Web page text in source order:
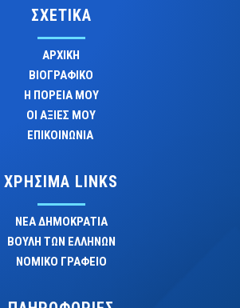
ΣΧΕΤΙΚΑ
ΑΡΧΙΚΗ
ΒΙΟΓΡΑΦΙΚΟ
Η ΠΟΡΕΙΑ ΜΟΥ
ΟΙ ΑΞΙΕΣ ΜΟΥ
ΕΠΙΚΟΙΝΩΝΙΑ
ΧΡΗΣΙΜΑ LINKS
ΝΕΑ ΔΗΜΟΚΡΑΤΙΑ
ΒΟΥΛΗ ΤΩΝ ΕΛΛΗΝΩΝ
ΝΟΜΙΚΟ ΓΡΑΦΕΙΟ